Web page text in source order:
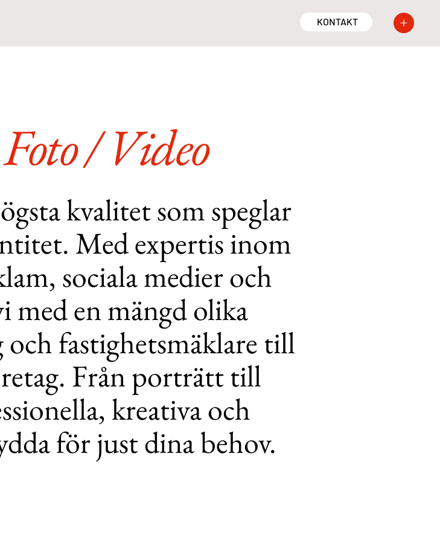
KONTAKT
/ Video
kvalitet som speglar
Med expertis inom
sociala medier och
med en mängd olika
fastighetsmäklare till
Från porträtt till
kreativa och
för just dina behov.